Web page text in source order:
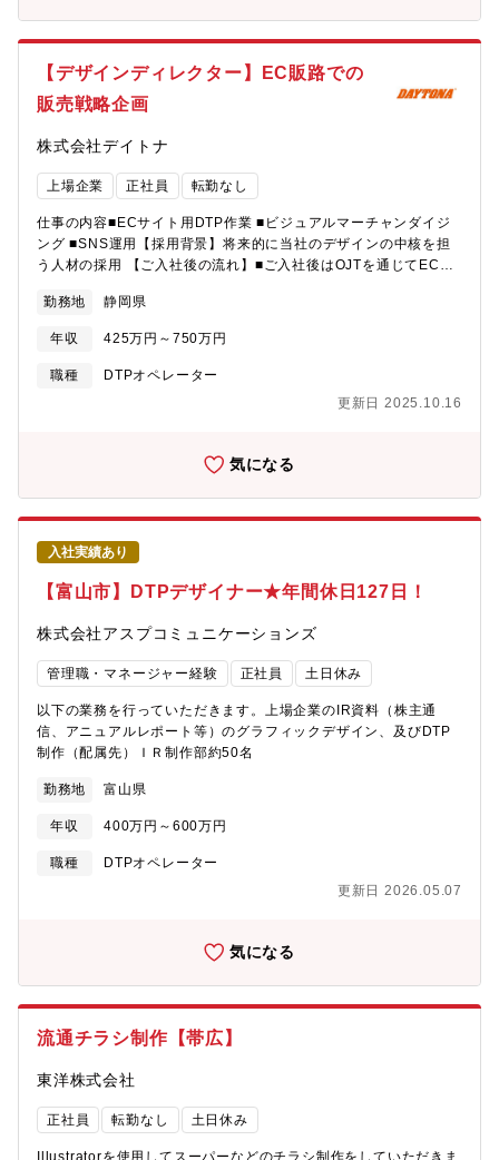
【デザインディレクター】EC販路での
販売戦略企画
株式会社デイトナ
上場企業 正社員 転勤なし
仕事の内容■ECサイト用DTP作業 ■ビジュアルマーチャンダイジ
ング ■SNS運用【採用背景】将来的に当社のデザインの中核を担
う人材の採用 【ご入社後の流れ】■ご入社後はOJTを通じてECサ
務の一連の流れをご経験いただきます。ご希望やご経験に応じて
デザインディレクターの業務をお任せしていきます。また、将来
的にはEC販路での販売戦略企画やマネジメント等の業務について
もお任せします。
勤務地 静岡県
年収 425万円～750万円
職種
DTPオペレーター
更新日 2025.10.16
気になる
入社実績あり
【富山市】DTPデザイナー★年間休日127日！
株式会社アスプコミュニケーションズ
管理職・マネージャー経験 正社員 土日休み
以下の業務を行っていただきます。上場企業のIR資料（株主通
信、アニュアルレポート等）のグラフィックデザイン、及びDTP
制作（配属先）ＩＲ制作部約50名
勤務地 富山県
年収 400万円～600万円
職種
DTPオペレーター
更新日 2026.05.07
気になる
流通チラシ制作【帯広】
東洋株式会社
正社員 転勤なし 土日休み
Illustratorを使用してスーパーなどのチラシ制作をしていただきま